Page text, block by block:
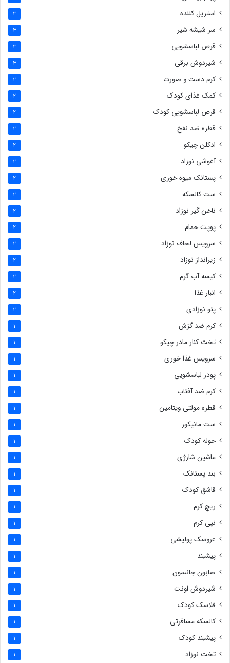
استریل کننده 3
سر شیشه شیر 3
قرص لباسشویی 3
شیردوش برقی 3
کرم دست و صورت 2
کمک غذای کودک 2
قرص لباسشویی کودک 2
قطره ضد نفخ 2
ادکلن چیکو 2
آغوشی نوزاد 2
پستانک میوه خوری 2
ست کالسکه 2
ناخن گیر نوزاد 2
پوپت حمام 2
سرویس لحاف نوزاد 2
زیرانداز نوزاد 2
کیسه آب گرم 2
انبار غذا 2
پتو نوزادی 2
کرم ضد گزش 1
تخت کنار مادر چیکو 1
سرویس غذا خوری 1
پودر لباسشویی 1
کرم ضد آفتاب 1
قطره مولتی ویتامین 1
ست مانیکور 1
حوله کودک 1
ماشین شارژی 1
بند پستانک 1
قاشق کودک 1
ریچ کرم 1
نپی کرم 1
عروسک پولیشی 1
پیشبند 1
صابون جانسون 1
شیردوش اونت 1
فلاسک کودک 1
کالسکه مسافرتی 1
پیشبند کودک 1
تخت نوزاد 1